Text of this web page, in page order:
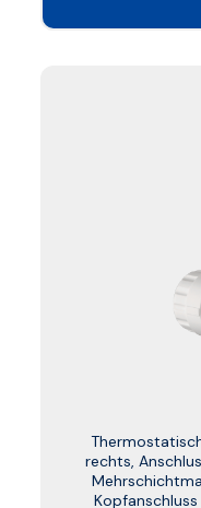
rechts,